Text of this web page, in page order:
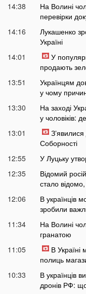
14:38
На Волині
перевірки
14:16
Лукашенко
Україні
14:01
У
продають
13:51
Українцям
у чому
13:30
На заході
у чоловіків:
13:01
Соборності
12:55
У Луцьку
12:35
Відомий
стало
12:06
В українців
зробили
11:34
На Волині
гранатою
11:05
В Україні
полиць
10:33
В українців
дронів РФ: